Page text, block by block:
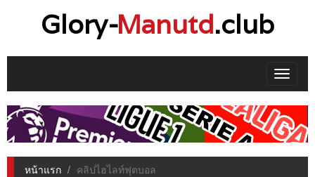
Glory-Manutd.club
Toggle
หน้าแรก คลิปไฮไลท์ฟุตบอล